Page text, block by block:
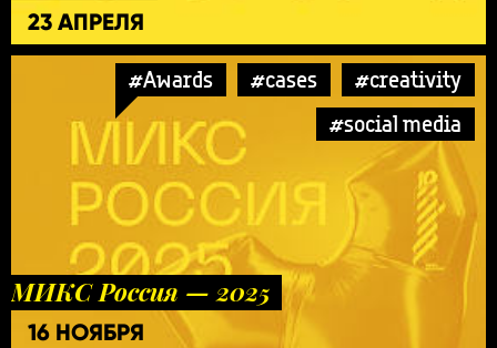
23 АПРЕЛЯ
#Awards #cases
#creativity
#social media
МИКС Россия — 2025
16 НОЯБРЯ